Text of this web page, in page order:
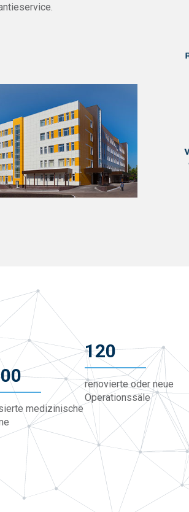
medizinische
120
renovierte oder neue
Operationssäle